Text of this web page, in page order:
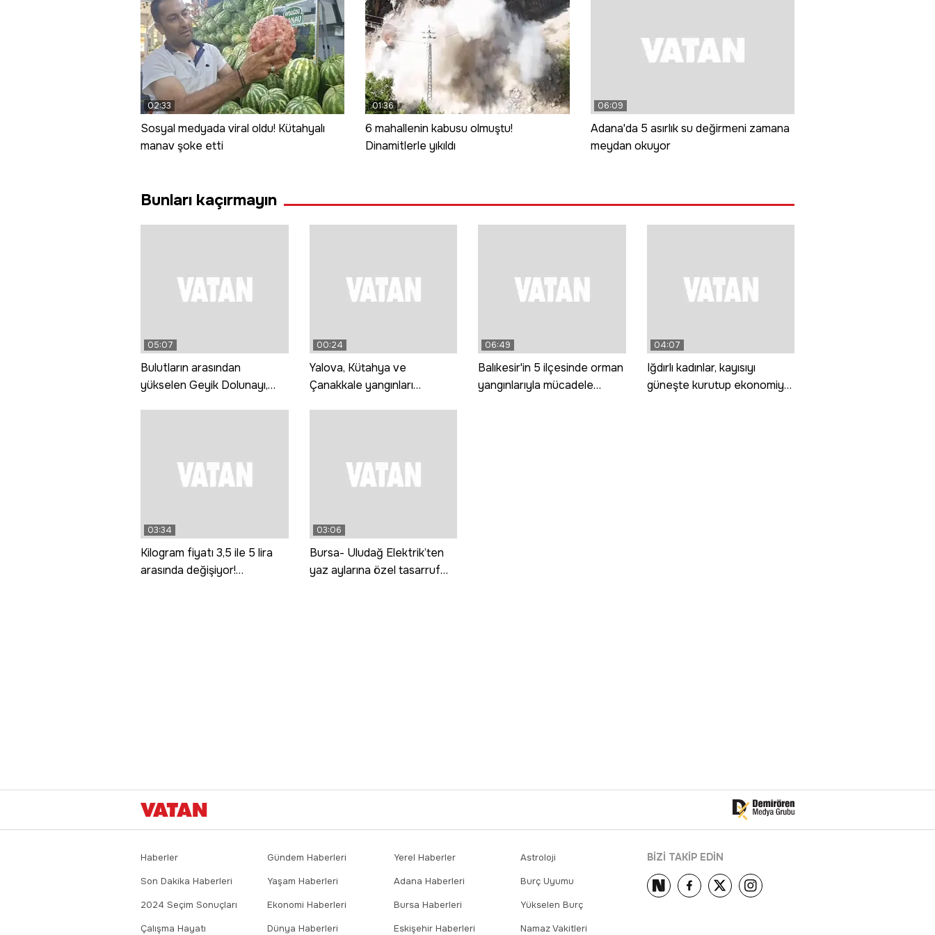
02:33
Sosyal medyada viral oldu! Kütahyalı
manav şoke etti
01:36
6 mahallenin kabusu olmuştu!
Dinamitlerle yıkıldı
06:09
Adana'da 5 asırlık su değirmeni zamana
meydan okuyor
Bunları kaçırmayın
05:07
Bulutların arasından
yükselen Geyik Dolunayı,
00:24
Yalova, Kütahya ve
Çanakkale yangınları
06:49
Balıkesir'in 5 ilçesinde orman
yangınlarıyla mücadele
04:07
Iğdırlı kadınlar, kayısıyı
güneşte kurutup ekonomiye
03:34
Kilogram fiyatı 3,5 ile 5 lira
arasında değişiyor!
03:06
Bursa- Uludağ Elektrik’ten
yaz aylarına özel tasarruf
Haberler
Son Dakika Haberleri
2024 Seçim Sonuçları
Çalışma Hayatı
Gündem Haberleri
Yaşam Haberleri
Ekonomi Haberleri
Dünya Haberleri
Yerel Haberler
Adana Haberleri
Bursa Haberleri
Eskişehir Haberleri
Astroloji
Burç Uyumu
Yükselen Burç
Namaz Vakitleri
BİZİ TAKİP EDİN